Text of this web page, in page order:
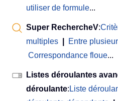
utiliser de formule...
Super RechercheV:
multiples
Entre
Correspondance floue...
Listes déroulantes
déroulante: Liste